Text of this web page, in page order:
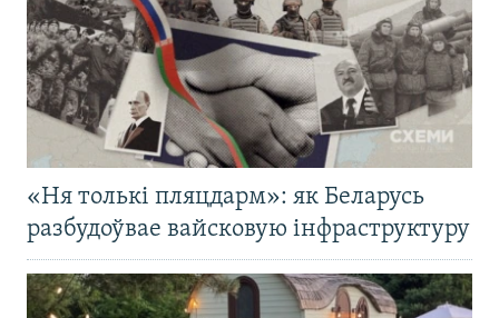
«Ня толькі пляцдарм»: як Беларусь
разбудоўвае вайсковую інфраструктуру